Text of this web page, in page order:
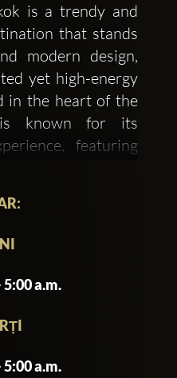
is a trendy and
that stands
modern design,
yet high-energy
in the heart of the
known for its
featuring
lighting systems,
and techno music.
crowd looking
With its chic
become a go-to
unforgettable
5:00 a.m.
5:00 a.m.